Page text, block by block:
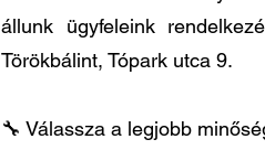
állunk ügyfeleink
Törökbálint, Tópark utca 9.
🔧 Válassza a legjobb